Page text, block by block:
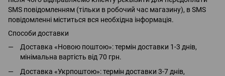
SMS повідомленням (тільки в робочий час магазину), в SMS
повідомленні міститься вся необхідна інформація.
Способи доставки
Доставка «Новою поштою»: термін доставки 1-3 днів,
мінімальна вартість від 70 грн.
Доставка «Укрпоштою»: термін доставки 3-7 днів,